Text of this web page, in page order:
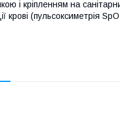
і кріпленням на
крові (пульсоксиметрія